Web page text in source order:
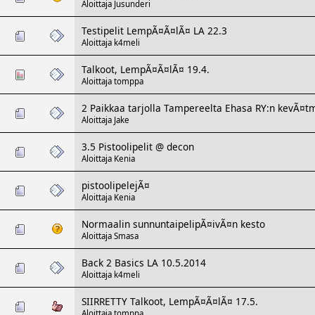
Aloittaja Jusunderi
Testipelit LempÃ¤Ã¤lÃ¤ LA 22.3
Aloittaja k4meli
Talkoot, LempÃ¤Ã¤lÃ¤ 19.4.
Aloittaja tomppa
2 Paikkaa tarjolla Tampereelta Ehasa RY:n
Aloittaja Jake
3.5 Pistoolipelit @ decon
Aloittaja Kenia
pistoolipelejÃ¤
Aloittaja Kenia
Normaalin sunnuntaipelipÃ¤ivÃ¤n kesto
Aloittaja Smasa
Back 2 Basics LA 10.5.2014
Aloittaja k4meli
SIIRRETTY Talkoot, LempÃ¤Ã¤lÃ¤ 17.5.